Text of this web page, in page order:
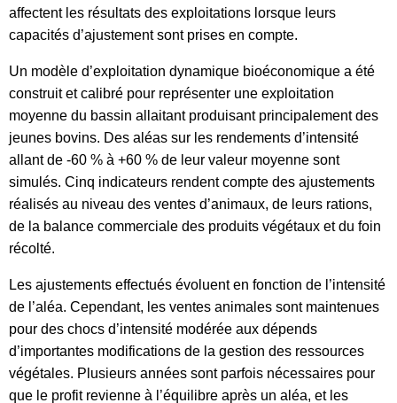
affectent les résultats des exploitations lorsque leurs
capacités d’ajustement sont prises en compte.
Un modèle d’exploitation dynamique bioéconomique a été
construit et calibré pour représenter une exploitation
moyenne du bassin allaitant produisant principalement des
jeunes bovins. Des aléas sur les rendements d’intensité
allant de -60 % à +60 % de leur valeur moyenne sont
simulés. Cinq indicateurs rendent compte des ajustements
réalisés au niveau des ventes d’animaux, de leurs rations,
de la balance commerciale des produits végétaux et du foin
récolté.
Les ajustements effectués évoluent en fonction de l’intensité
de l’aléa. Cependant, les ventes animales sont maintenues
pour des chocs d’intensité modérée aux dépends
d’importantes modifications de la gestion des ressources
végétales. Plusieurs années sont parfois nécessaires pour
que le profit revienne à l’équilibre après un aléa, et les